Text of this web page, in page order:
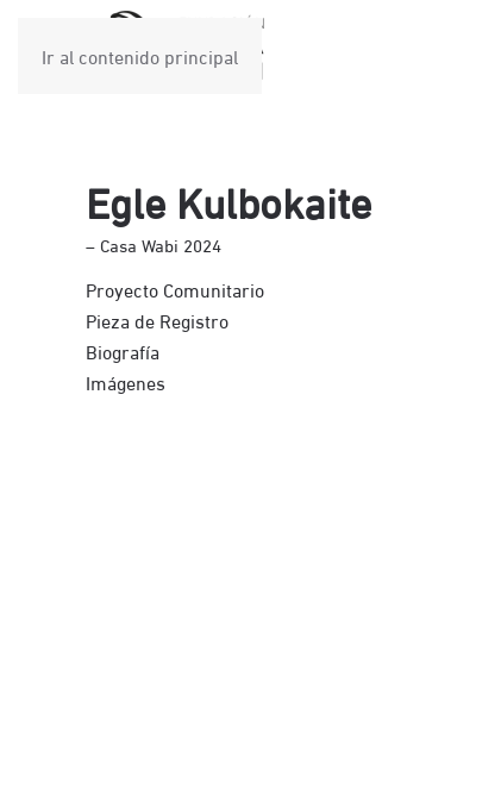
Ir al contenido principal
Egle Kulbokaite
– Casa Wabi 2024
Proyecto Comunitario
Pieza de Registro
Biografía
Imágenes